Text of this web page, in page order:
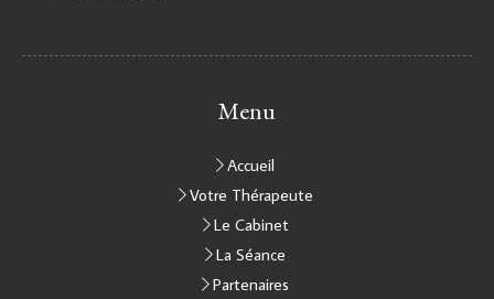
Menu
Accueil
Votre Thérapeute
Le Cabinet
La Séance
Partenaires